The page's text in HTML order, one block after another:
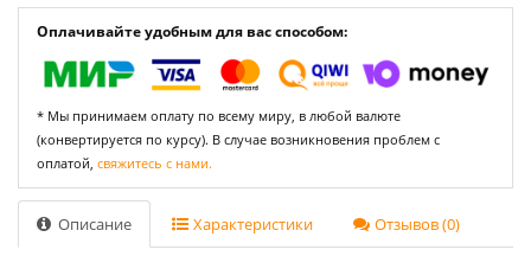
Оплачивайте удобным для вас способом:
* Мы принимаем оплату по всему миру, в любой валюте
(конвертируется по курсу). В случае возникновения проблем с
оплатой, свяжитесь с нами.
Описание Характеристики Отзывов (0)